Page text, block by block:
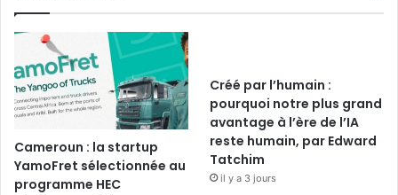
Cameroun : la startup
YamoFret sélectionnée au
programme HEC
Créé par l’humain :
pourquoi notre plus grand
avantage à l’ère de l’IA
reste humain, par Edward
Tatchim
il y a 3 jours